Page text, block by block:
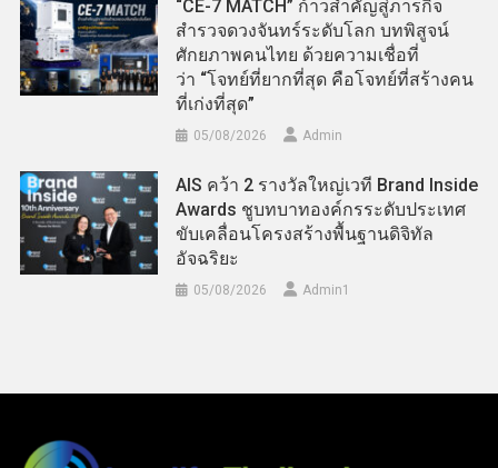
“CE-7 MATCH” ก้าวสำคัญสู่ภารกิจ
สำรวจดวงจันทร์ระดับโลก บทพิสูจน์
ศักยภาพคนไทย ด้วยความเชื่อที่
ว่า “โจทย์ที่ยากที่สุด คือโจทย์ที่สร้างคน
ที่เก่งที่สุด”
05/08/2026 Admin
AIS คว้า 2 รางวัลใหญ่เวที Brand Inside
Awards ชูบทบาทองค์กรระดับประเทศ
ขับเคลื่อนโครงสร้างพื้นฐานดิจิทัล
อัจฉริยะ
05/08/2026 Admin​1